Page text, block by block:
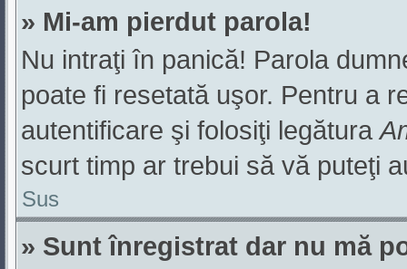
» Mi-am pierdut parola!
Nu intraţi în panică! Parola
poate fi resetată uşor. Pentru a
autentificare şi folosiţi legătura
scurt timp ar trebui să vă puteţi
Sus
» Sunt înregistrat dar nu mă